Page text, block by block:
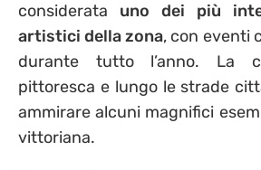
considerata uno dei più
artistici della zona, con eventi
durante tutto l’anno. La
pittoresca e lungo le strade
ammirare alcuni magnifici
vittoriana.